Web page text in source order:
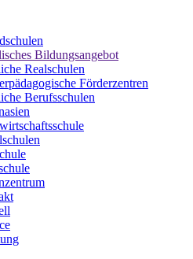
Bildungsangebot
Realschulen
Förderzentren
Berufsschulen